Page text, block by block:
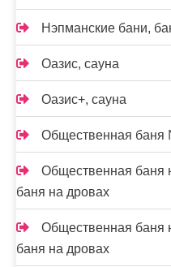
Нэпманские бани,
Оазис, сауна
Оазис+, сауна
Общественная баня
Общественная баня
баня на дровах
Общественная баня
баня на дровах